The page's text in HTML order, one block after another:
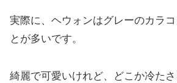
実際に、ヘウォンはグレーのカラ
とが多いです。
綺麗で可愛いけれど、どこか冷た